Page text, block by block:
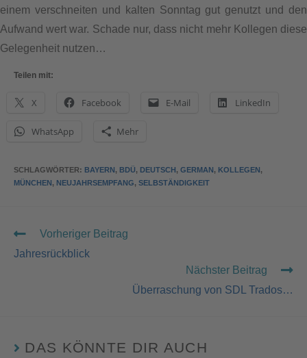
einem verschneiten und kalten Sonntag gut genutzt und den
Aufwand wert war. Schade nur, dass nicht mehr Kollegen diese
Gelegenheit nutzen…
Teilen mit:
X Facebook E-Mail LinkedIn
WhatsApp Mehr
SCHLAGWÖRTER: BAYERN, BDÜ, DEUTSCH, GERMAN, KOLLEGEN,
MÜNCHEN, NEUJAHRSEMPFANG, SELBSTÄNDIGKEIT
Vorheriger Beitrag
Jahresrückblick
Nächster Beitrag
Überraschung von SDL Trados…
DAS KÖNNTE DIR AUCH